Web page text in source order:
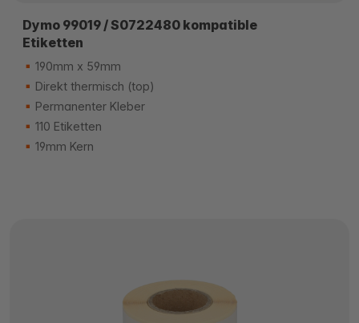
Dymo 99019 / S0722480 kompatible
Etiketten
190mm x 59mm
Direkt thermisch (top)
Permanenter Kleber
110 Etiketten
19mm Kern